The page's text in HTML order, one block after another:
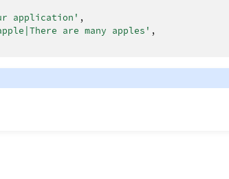
application' ,
are many apples' ,